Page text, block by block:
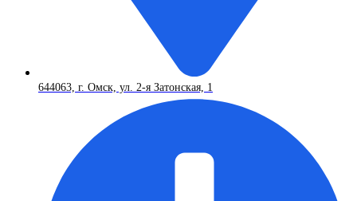
644063, г. Омск, ул. 2-я Затонская, 1